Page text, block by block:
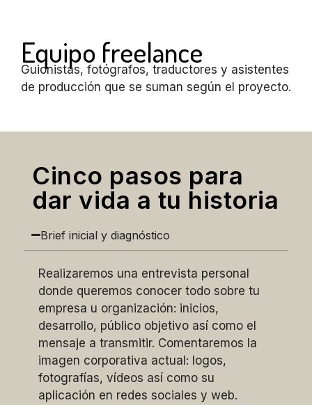
Equipo freelance
Guionistas, fotógrafos, traductores y asistentes
de producción que se suman según el proyecto.
Cinco pasos para
dar vida a tu historia
Brief inicial y diagnóstico
Realizaremos una entrevista personal
donde queremos conocer todo sobre tu
empresa u organización: inicios,
desarrollo, público objetivo así como el
mensaje a transmitir. Comentaremos la
imagen corporativa actual: logos,
fotografías, vídeos así como su
aplicación en redes sociales y web.